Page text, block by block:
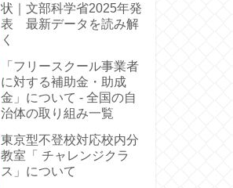
状｜文部科学省2025年発
表 最新データを読み解
く
「フリースクール事業者
に対する補助金・助成
金」について - 全国の自
治体の取り組み一覧
東京型不登校対応校内分
教室「 チャレンジクラ
ス」について